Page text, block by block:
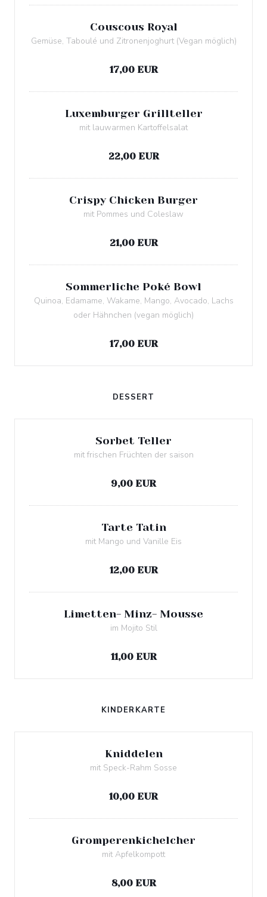
Couscous Royal
Gemüse, Taboulé und Zitronenjoghurt (Vegan möglich)
17,00 EUR
Luxemburger Grillteller
mit lauwarmen Kartoffelsalat
22,00 EUR
Crispy Chicken Burger
mit Pommes und Coleslaw
21,00 EUR
Sommerliche Poké Bowl
Quinoa, Edamame, Wakame, Mango, Avocado, Lachs
oder Hähnchen (vegan möglich)
17,00 EUR
DESSERT
Sorbet Teller
mit frischen Früchten der saison
9,00 EUR
Tarte Tatin
mit Mango und Vanille Eis
12,00 EUR
Limetten- Minz- Mousse
im Mojito Stil
11,00 EUR
KINDERKARTE
Kniddelen
mit Speck-Rahm Sosse
10,00 EUR
Gromperenkichelcher
mit Apfelkompott
8,00 EUR